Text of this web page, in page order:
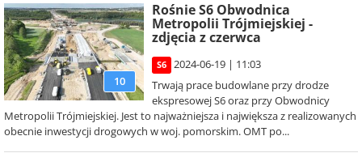
10
Rośnie S6 Obwodnica
Metropolii Trójmiejskiej -
zdjęcia z czerwca
S6
2024-06-19 | 11:03
Trwają prace budowlane przy drodze
ekspresowej S6 oraz przy Obwodnicy
Metropolii Trójmiejskiej. Jest to najważniejsza i największa z realizowanych
obecnie inwestycji drogowych w woj. pomorskim. OMT po...